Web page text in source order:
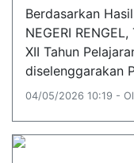
Berdasarkan
NEGERI
XII Tahun
diselenggarakan
04/05/2026 10:19 -